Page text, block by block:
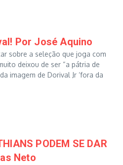
Por José Aquino
sobre a seleção que joga com
deixou de ser “a pátria de
imagem de Dorival Jr ‘fora da
PODEM SE DAR
Neto